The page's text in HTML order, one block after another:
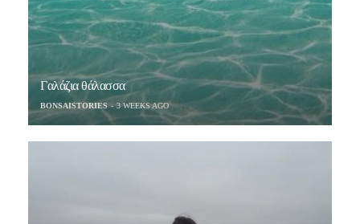
Γαλάζια θάλασσα
BONSAISTORIES 3 WEEKS AGO